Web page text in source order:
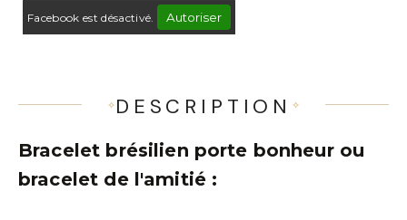
Facebook est désactivé. Autoriser
DESCRIPTION
Bracelet brésilien porte bonheur ou
bracelet de l'amitié :